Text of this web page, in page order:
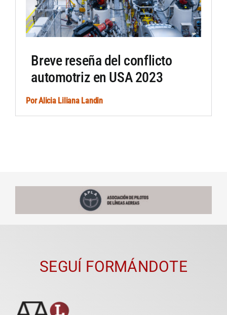
Breve reseña del conflicto
automotriz en USA 2023
PorAlicia Liliana Landin
SEGUÍ FORMÁNDOTE